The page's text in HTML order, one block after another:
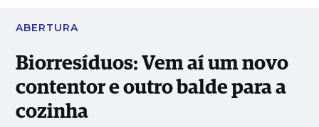
ABERTURA
Biorresíduos: Vem aí um novo
contentor e outro balde para a
cozinha